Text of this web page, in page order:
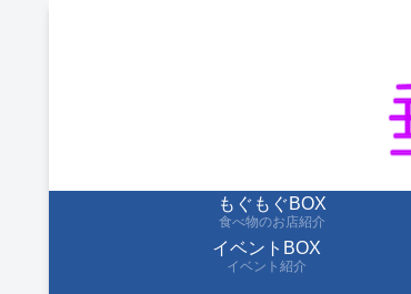
もぐもぐBOX
食べ物のお店紹介
イベントBOX
イベント紹介